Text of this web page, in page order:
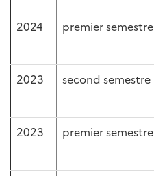
2024 premier semestre
2023 second semestre
2023 premier semestre